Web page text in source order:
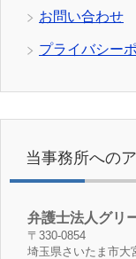
お問い合わせ
プライバシー
当事務所への
弁護士法人グリ
〒330-0854
埼玉県さいたま市